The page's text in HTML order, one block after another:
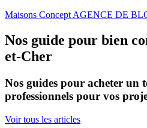
Maisons Concept AGENCE DE
Nos guide pour bien
et-Cher
Nos guides pour acheter un
professionnels pour vos
Voir tous les articles